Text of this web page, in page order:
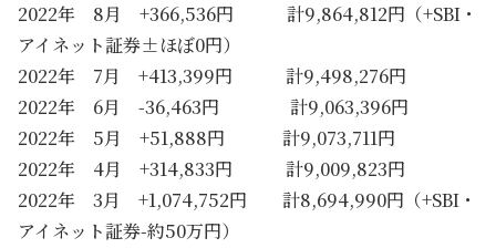
2022年 8月 +366,536円 計9,864,812円（+SBI・
アイネット証券±ほぼ0円）
2022年 7月 +413,399円 計9,498,276円
2022年 6月 -36,463円 計9,063,396円
2022年 5月 +51,888円 計9,073,711円
2022年 4月 +314,833円 計9,009,823円
2022年 3月 +1,074,752円 計8,694,990円（+SBI・
アイネット証券-約50万円）